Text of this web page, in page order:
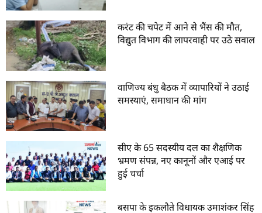
करंट की चपेट में आने से भैंस की मौत,
विद्युत विभाग की लापरवाही पर उठे सवाल
वाणिज्य बंधु बैठक में व्यापारियों ने उठाई
समस्याएं, समाधान की मांग
सीए के 65 सदस्यीय दल का शैक्षणिक
भ्रमण संपन्न, नए कानूनों और एआई पर
हुई चर्चा
बसपा के इकलौते विधायक उमाशंकर सिंह